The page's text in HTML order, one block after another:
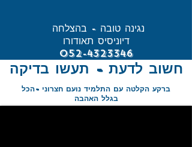
נגינה טובה - בהצלחה
דיוניסיס תאודורו
052-4323346
חשוב לדעת - תעשו בדיקה
ברקע הקלטה עם התלמיד נועם חצרוני -הכל
בגלל האהבה